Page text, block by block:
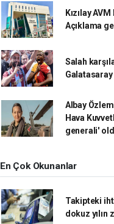
Kızılay
Açıklama
Salah
Galatasaray
Albay
Hava
generali'
En Çok Okunanlar
Takipteki
dokuz yılın